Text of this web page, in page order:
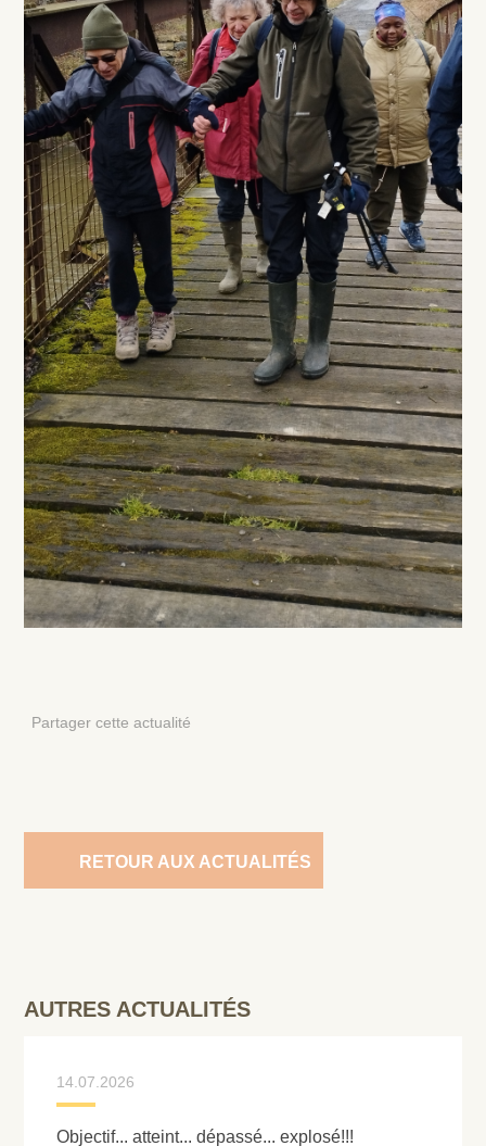
Partager cette actualité
RETOUR AUX ACTUALITÉS
AUTRES ACTUALITÉS
14.07.2026
Objectif... atteint... dépassé... explosé!!!